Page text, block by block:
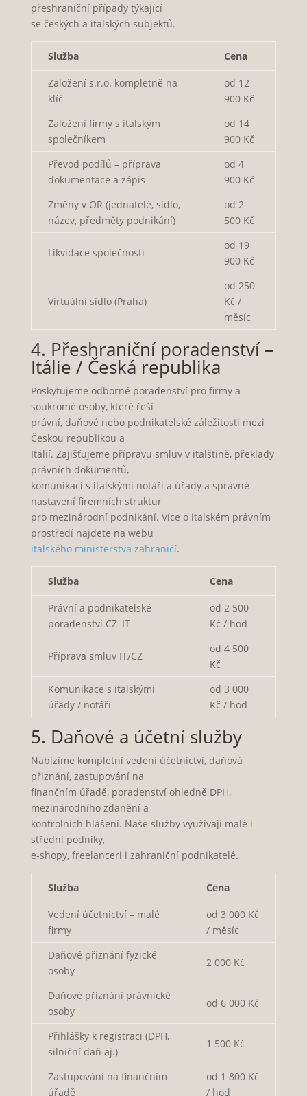
přeshraniční případy týkající
se českých a italských subjektů.
Služba Cena
Založení s.r.o. kompletně na
klíč
od 12
900 Kč
Založení firmy s italským
společníkem
od 14
900 Kč
Převod podílů – příprava
dokumentace a zápis
od 4
900 Kč
Změny v OR (jednatelé, sídlo,
název, předměty podnikání)
od 2
500 Kč
Likvidace společnosti
od 19
900 Kč
Virtuální sídlo (Praha)
od 250
Kč /
měsíc
4. Přeshraniční poradenství –
Itálie / Česká republika
Poskytujeme odborné poradenství pro firmy a
soukromé osoby, které řeší
právní, daňové nebo podnikatelské záležitosti mezi
Českou republikou a
Itálií. Zajišťujeme přípravu smluv v italštině, překlady
právních dokumentů,
komunikaci s italskými notáři a úřady a správné
nastavení firemních struktur
pro mezinárodní podnikání. Více o italském právním
prostředí najdete na webu
italského ministerstva zahraničí.
Služba Cena
Právní a podnikatelské
poradenství CZ–IT
od 2 500
Kč / hod
Příprava smluv IT/CZ
od 4 500
Kč
Komunikace s italskými
úřady / notáři
od 3 000
Kč / hod
5. Daňové a účetní služby
Nabízíme kompletní vedení účetnictví, daňová
přiznání, zastupování na
finančním úřadě, poradenství ohledně DPH,
mezinárodního zdanění a
kontrolních hlášení. Naše služby využívají malé i
střední podniky,
e-shopy, freelanceri i zahraniční podnikatelé.
Služba Cena
Vedení účetnictví – malé
firmy
od 3 000 Kč
/ měsíc
Daňové přiznání fyzické
osoby
2 000 Kč
Daňové přiznání právnické
osoby
od 6 000 Kč
Přihlášky k registraci (DPH,
silniční daň aj.)
1 500 Kč
Zastupování na finančním
úřadě
od 1 800 Kč
/ hod